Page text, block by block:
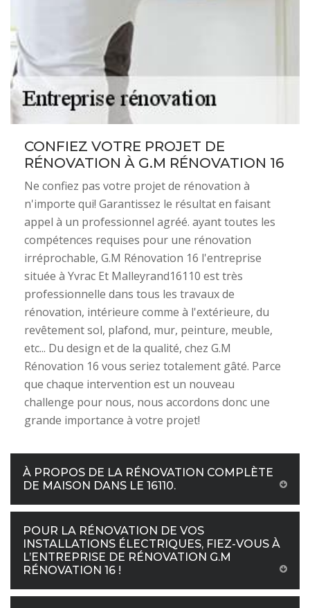
CONFIEZ VOTRE PROJET DE
RÉNOVATION À G.M RÉNOVATION 16
Ne confiez pas votre projet de rénovation à
n'importe qui! Garantissez le résultat en faisant
appel à un professionnel agréé. ayant toutes les
compétences requises pour une rénovation
irréprochable, G.M Rénovation 16 l'entreprise
située à Yvrac Et Malleyrand16110 est très
professionnelle dans tous les travaux de
rénovation, intérieure comme à l'extérieure, du
revêtement sol, plafond, mur, peinture, meuble,
etc... Du design et de la qualité, chez G.M
Rénovation 16 vous seriez totalement gâté. Parce
que chaque intervention est un nouveau
challenge pour nous, nous accordons donc une
grande importance à votre projet!
À PROPOS DE LA RÉNOVATION COMPLÈTE
DE MAISON DANS LE 16110.
POUR LA RÉNOVATION DE VOS
INSTALLATIONS ÉLECTRIQUES, FIEZ-VOUS À
L’ENTREPRISE DE RÉNOVATION G.M
RÉNOVATION 16 !